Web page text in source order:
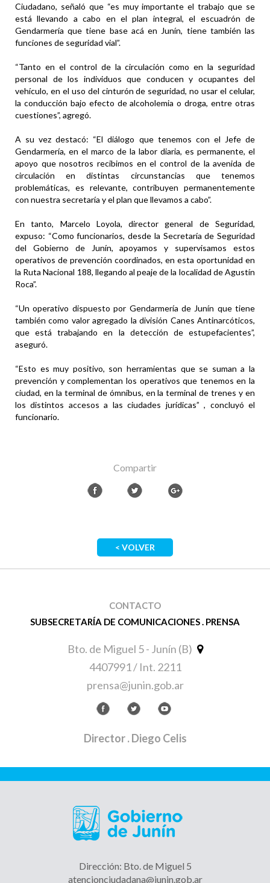
Ciudadano, señaló que “es muy importante el trabajo que se
está llevando a cabo en el plan integral, el escuadrón de
Gendarmería que tiene base acá en Junín, tiene también las
funciones de seguridad vial”.
“Tanto en el control de la circulación como en la seguridad
personal de los individuos que conducen y ocupantes del
vehículo, en el uso del cinturón de seguridad, no usar el celular,
la conducción bajo efecto de alcoholemia o droga, entre otras
cuestiones”, agregó.
A su vez destacó: “El diálogo que tenemos con el Jefe de
Gendarmería, en el marco de la labor diaria, es permanente, el
apoyo que nosotros recibimos en el control de la avenida de
circulación en distintas circunstancias que tenemos
problemáticas, es relevante, contribuyen permanentemente
con nuestra secretaría y el plan que llevamos a cabo”.
En tanto, Marcelo Loyola, director general de Seguridad,
expuso: “Como funcionarios, desde la Secretaría de Seguridad
del Gobierno de Junín, apoyamos y supervisamos estos
operativos de prevención coordinados, en esta oportunidad en
la Ruta Nacional 188, llegando al peaje de la localidad de Agustín
Roca”.
“Un operativo dispuesto por Gendarmería de Junín que tiene
también como valor agregado la división Canes Antinarcóticos,
que está trabajando en la detección de estupefacientes”,
aseguró.
“Esto es muy positivo, son herramientas que se suman a la
prevención y complementan los operativos que tenemos en la
ciudad, en la terminal de ómnibus, en la terminal de trenes y en
los distintos accesos a las ciudades jurídicas” , concluyó el
funcionario.
Compartir
< VOLVER
CONTACTO
SUBSECRETARÍA DE COMUNICACIONES . PRENSA
Bto. de Miguel 5 - Junín (B)
4407991 / Int. 2211
prensa@junin.gob.ar
Director. Diego Celis
Dirección: Bto. de Miguel 5
atencionciudadana@junin.gob.ar